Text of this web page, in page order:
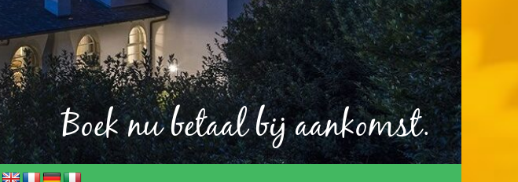
Boek nu betaal bij aankomst.